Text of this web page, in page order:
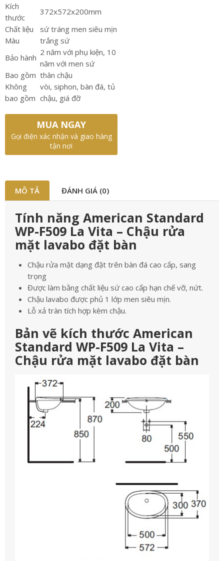
Kích
thước
372x572x200mm
Chất liệu
sứ tráng men siêu mịn
Màu
trắng sứ
Bảo hành
2 năm với phụ kiện, 10
năm với men sứ
Bao gồm thân chậu
Không
bao gồm
vòi, siphon, bàn đá, tủ
chậu, giá đỡ
MUA NGAY
Gọi điện xác nhận và giao hàng
tận nơi
MÔ TẢ ĐÁNH GIÁ (0)
Tính năng American Standard
WP-F509 La Vita – Chậu rửa
mặt lavabo đặt bàn
Chậu rửa mặt dạng đặt trên bàn đá cao cấp, sang
trọng
Được làm bằng chất liệu sứ cao cấp hạn chế vỡ, nứt.
Chậu lavabo được phủ 1 lớp men siêu mịn.
Lỗ xả tràn tích hợp kèm chậu.
Bản vẽ kích thước American
Standard WP-F509 La Vita –
Chậu rửa mặt lavabo đặt bàn